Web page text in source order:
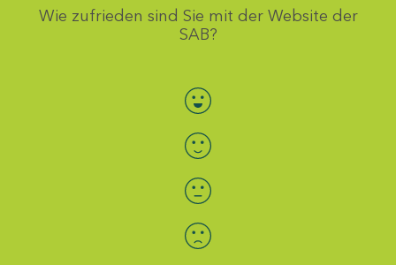
Wie zufrieden sind Sie mit der Website der
SAB?
Bewertung auswählen